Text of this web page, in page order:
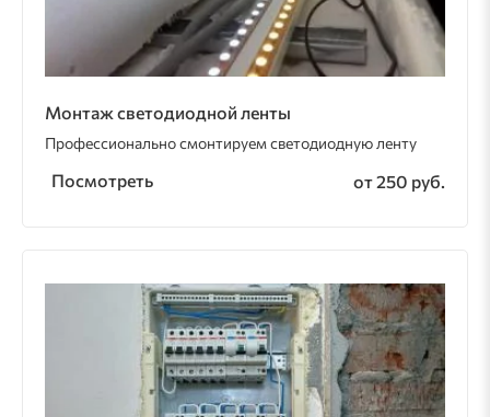
Монтаж светодиодной ленты
Профессионально смонтируем светодиодную ленту
Посмотреть от 250 руб.